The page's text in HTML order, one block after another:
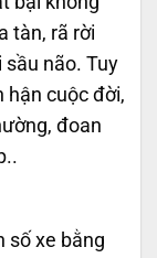
tàn, rã rời
não. Tuy
hận cuộc đời,
đoan
số xe bằng